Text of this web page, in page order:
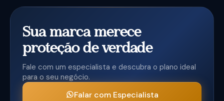
Sua marca merece
proteção de verdade
Fale com um especialista e descubra o plano ideal
para o seu negócio.
Falar com Especialista